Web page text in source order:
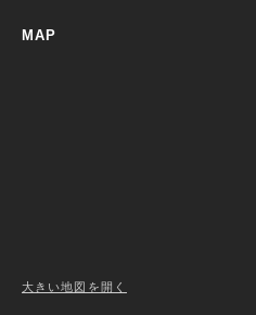
MAP
大きい地図を開く